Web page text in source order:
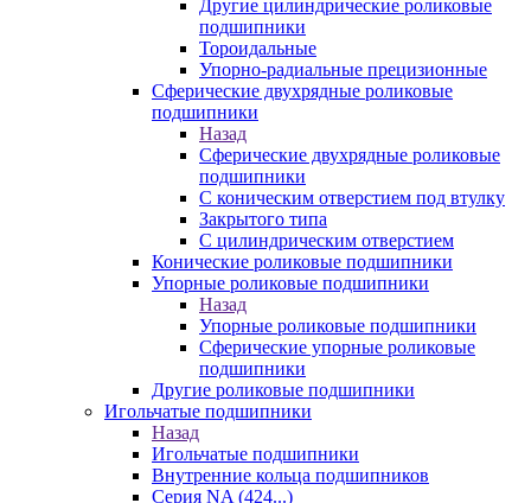
Другие цилиндрические роликовые
подшипники
Тороидальные
Упорно-радиальные прецизионные
Сферические двухрядные роликовые
подшипники
Назад
Сферические двухрядные роликовые
подшипники
С коническим отверстием под втулку
Закрытого типа
С цилиндрическим отверстием
Конические роликовые подшипники
Упорные роликовые подшипники
Назад
Упорные роликовые подшипники
Сферические упорные роликовые
подшипники
Другие роликовые подшипники
Игольчатые подшипники
Назад
Игольчатые подшипники
Внутренние кольца подшипников
Серия NA (424...)